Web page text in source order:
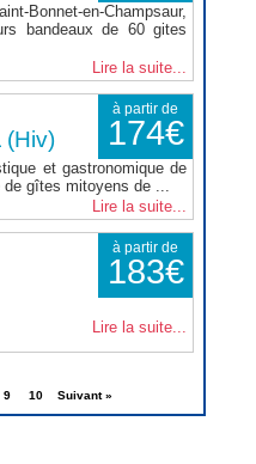
Bonnet-en-Champsaur,
bandeaux de 60 gites
Lire la suite...
à partir de
174€
(Hiv)
et gastronomique de
gîtes mitoyens de ...
Lire la suite...
à partir de
183€
Lire la suite...
9 10 Suivant »